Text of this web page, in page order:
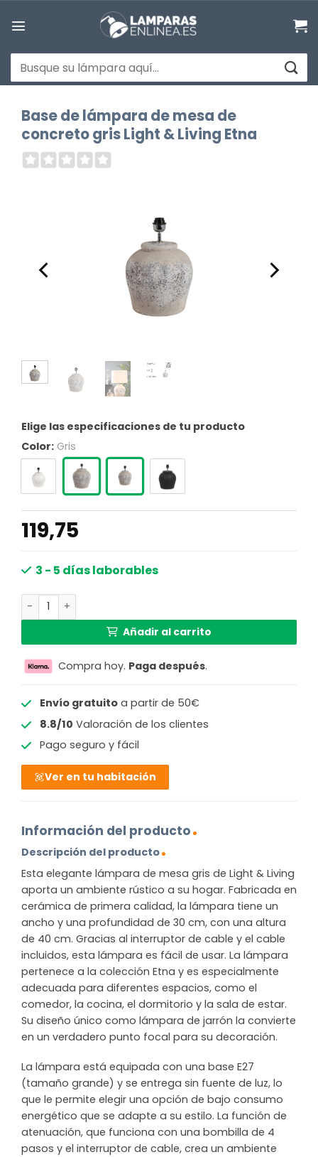
Buscar
por:
Base de lámpara de mesa de
concreto gris Light & Living Etna
Elige las especificaciones de tu producto
Color: Gris
119,75
3 - 5 días laborables
Base de lámpara de mesa de concreto gris Light &
Añadir al carrito
Compra hoy. Paga después.
Envío gratuitoa partir de 50€
8.8/10 Valoración de los clientes
Pago seguro y fácil
Ver en tu habitación
Información del producto
Descripción del producto
Esta elegante lámpara de mesa gris de Light & Living
aporta un ambiente rústico a su hogar. Fabricada en
cerámica de primera calidad, la lámpara tiene un
ancho y una profundidad de 30 cm, con una altura
de 40 cm. Gracias al interruptor de cable y el cable
incluidos, esta lámpara es fácil de usar. La lámpara
pertenece a la colección Etna y es especialmente
adecuada para diferentes espacios, como el
comedor, la cocina, el dormitorio y la sala de estar.
Su diseño único como lámpara de jarrón la convierte
en un verdadero punto focal para su decoración.
La lámpara está equipada con una base E27
(tamaño grande) y se entrega sin fuente de luz, lo
que le permite elegir una opción de bajo consumo
energético que se adapte a su estilo. La función de
atenuación, que funciona con una bombilla de 4
pasos y el interruptor de cable, crea un ambiente